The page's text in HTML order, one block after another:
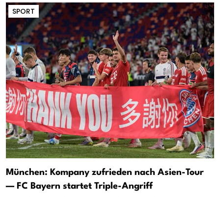
SPORT
München: Kompany zufrieden nach Asien-Tour
— FC Bayern startet Triple-Angriff